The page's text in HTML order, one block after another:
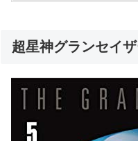
超星神グランセイ